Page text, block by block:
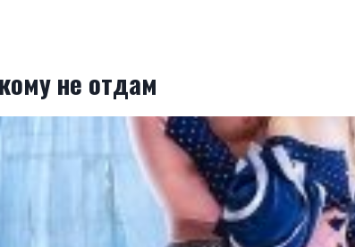
не отдам